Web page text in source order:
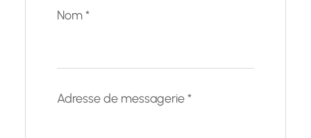
Nom*
Adresse de messagerie*